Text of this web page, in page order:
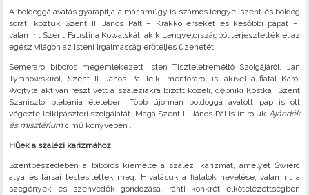
A boldoggá avatás gyarapítja a már amúgy is számos lengyel szent és boldog
sorát, köztük Szent II. János Pált – Krakkó érsekét és későbbi pápát –,
valamint Szent Faustina Kowalskát, akik Lengyelországból terjesztették el az
egész világon az Isteni Irgalmasság erőteljes üzenetét.
Semeraro bíboros megemlékezett Isten Tiszteletreméltó Szolgájáról, Jan
Tyranowskiról, Szent II. János Pál lelki mentoráról is, akivel a fiatal Karol
Wojtyła aktívan részt vett a szaléziakra bízott közeli, dębniki Kostka Szent
Szaniszló plébánia életében. Több újonnan boldoggá avatott pap is ott
végezte lelkipásztori szolgálatát. Maga Szent II. János Pál is írt róluk Ajándék
és misztériumcímű könyvében .
Hűek a szalézi karizmához
Szentbeszédében a bíboros kiemelte a szalézi karizmát, amelyet Świerc
atya és társai testesítettek meg. Hivatásuk a fiatalok nevelése, valamint a
szegények és szenvedők gondozása iránti konkrét elkötelezettségben